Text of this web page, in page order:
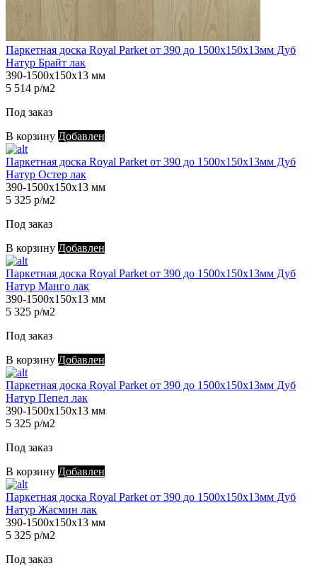
Паркетная доска Royal Parket от 390 до 1500х150х13мм Дуб
Натур Брайт лак
390-1500х150х13 мм
5 514 р/м2
Под заказ
В корзину Добавлен
Паркетная доска Royal Parket от 390 до 1500х150х13мм Дуб
Натур Остер лак
390-1500х150х13 мм
5 325 р/м2
Под заказ
В корзину Добавлен
Паркетная доска Royal Parket от 390 до 1500х150х13мм Дуб
Натур Манго лак
390-1500х150х13 мм
5 325 р/м2
Под заказ
В корзину Добавлен
Паркетная доска Royal Parket от 390 до 1500х150х13мм Дуб
Натур Пепел лак
390-1500х150х13 мм
5 325 р/м2
Под заказ
В корзину Добавлен
Паркетная доска Royal Parket от 390 до 1500х150х13мм Дуб
Натур Жасмин лак
390-1500х150х13 мм
5 325 р/м2
Под заказ